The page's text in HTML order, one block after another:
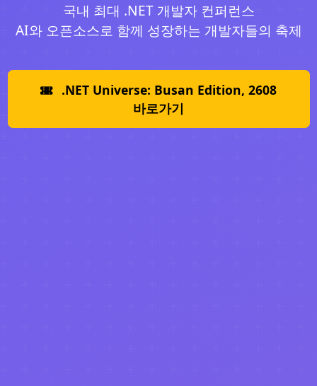
국내 최대 .NET 개발자 컨퍼런스
AI와 오픈소스로 함께 성장하는 개발자들의 축제
.NET Universe: Busan Edition, 2608
바로가기